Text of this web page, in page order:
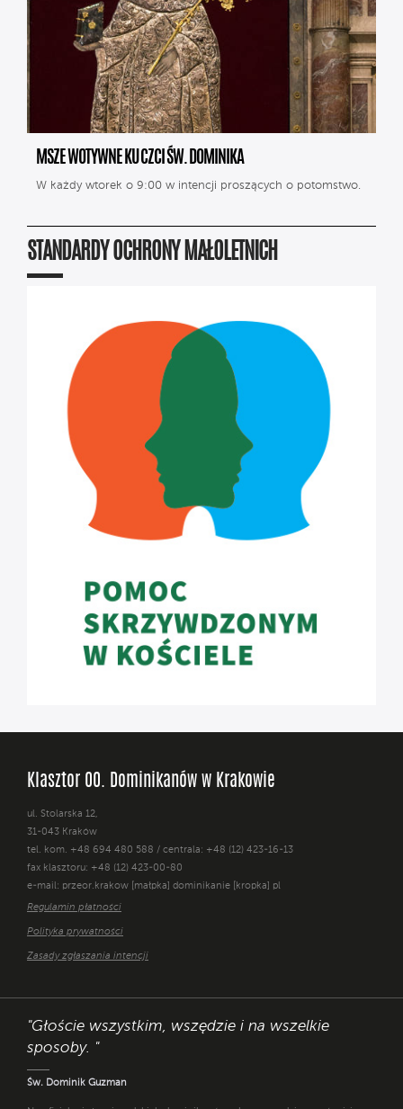
MSZE WOTYWNE KU CZCI ŚW. DOMINIKA
W każdy wtorek o 9:00 w intencji proszących o potomstwo.
STANDARDY OCHRONY MAŁOLETNICH
Klasztor OO. Dominikanów w Krakowie
ul. Stolarska 12,
31-043 Kraków
tel. kom. +48 694 480 588 / centrala: +48 (12) 423-16-13
fax klasztoru: +48 (12) 423-00-80
e-mail: przeor.krakow [małpka] dominikanie [kropka] pl
Regulamin płatności
Polityka prywatności
Zasady zgłaszania intencji
"Głoście wszystkim, wszędzie i na wszelkie
sposoby. "
Św. Dominik Guzman